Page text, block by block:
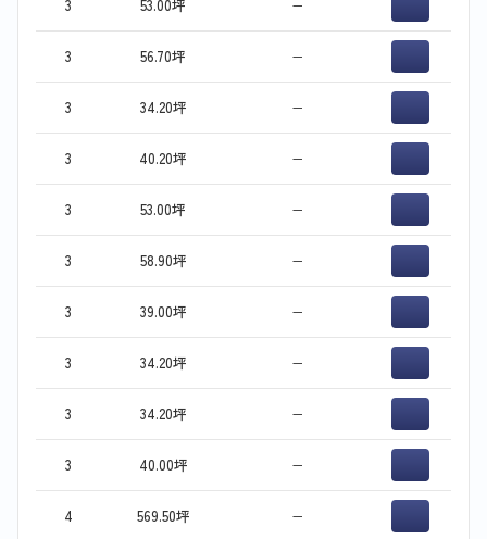
3 53.00坪 −
3 56.70坪 −
3 34.20坪 −
3 40.20坪 −
3 53.00坪 −
3 58.90坪 −
3 39.00坪 −
3 34.20坪 −
3 34.20坪 −
3 40.00坪 −
4 569.50坪 −